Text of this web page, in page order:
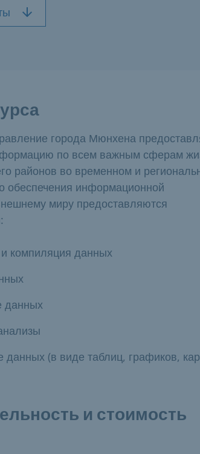
города Мюнхена
по всем важным сферам
районов во временном и
обеспечения информационной
миру предоставляются
компиляция данных
данных
данных (в виде таблиц, графиков,
и стоимость